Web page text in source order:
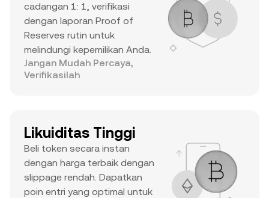
cadangan 1: 1, verifikasi
dengan laporan Proof of
Reserves rutin untuk
melindungi kepemilikan Anda.
Jangan Mudah Percaya,
Verifikasilah
Likuiditas Tinggi
Beli token secara instan
dengan harga terbaik dengan
slippage rendah. Dapatkan
poin entri yang optimal untuk